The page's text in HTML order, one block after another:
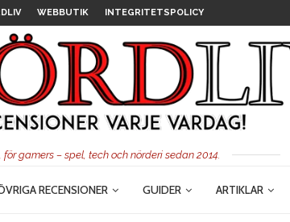
WEBBUTIK INTEGRITETSPOLICY
för gamers – spel, tech och nörderi sedan 2014.
RECENSIONER GUIDER ARTIKLAR